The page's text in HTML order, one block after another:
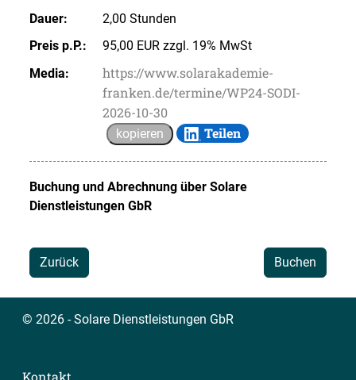
Dauer:
2,00 Stunden
Preis p.P.:
95,00 EUR zzgl. 19% MwSt
Media:
https://www.solarakademie-
franken.de/termine/WP24-SODI-
2026-10-30
kopieren Teilen
Buchung und Abrechnung über Solare
Dienstleistungen GbR
Zurück Buchen
© 2026 - Solare Dienstleistungen GbR
Kontakt